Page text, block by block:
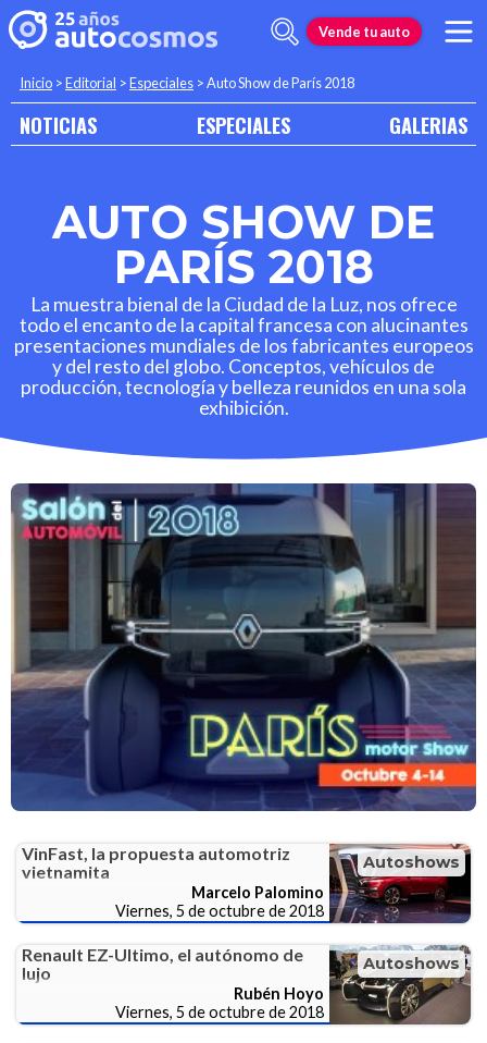
Vende tu auto
Inicio >Editorial >Especiales >Auto Show de París 2018
NOTICIAS ESPECIALES GALERIAS
AUTO SHOW DE
PARÍS 2018
La muestra bienal de la Ciudad de la Luz, nos ofrece
todo el encanto de la capital francesa con alucinantes
presentaciones mundiales de los fabricantes europeos
y del resto del globo. Conceptos, vehículos de
producción, tecnología y belleza reunidos en una sola
exhibición.
Autoshows
VinFast, la propuesta automotriz
vietnamita
Marcelo Palomino
Viernes, 5 de octubre de 2018
Autoshows
Renault EZ-Ultimo, el autónomo de
lujo
Rubén Hoyo
Viernes, 5 de octubre de 2018